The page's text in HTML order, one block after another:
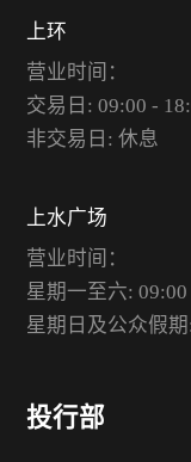
上环
营业时间：
交易日: 09:00 -
非交易日: 休息
上水广场
营业时间：
星期一至六: 09:00
星期日及公众假
投行部